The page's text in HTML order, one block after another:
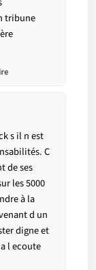
tribune
s il n est
C
de ses
les 5000
à la
d un
digne et
l ecoute